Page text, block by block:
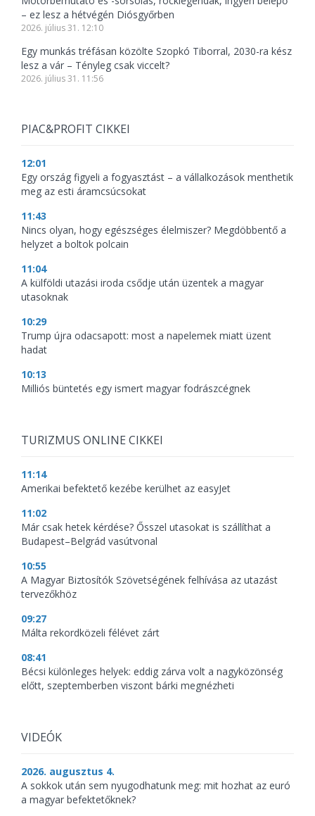
– ez lesz a hétvégén Diósgyőrben
2026. július 31. 12:10
Egy munkás tréfásan közölte Szopkó Tiborral, 2030-ra kész
lesz a vár – Tényleg csak viccelt?
2026. július 31. 11:56
PIAC&PROFIT CIKKEI
12:01
Egy ország figyeli a fogyasztást – a vállalkozások menthetik
meg az esti áramcsúcsokat
11:43
Nincs olyan, hogy egészséges élelmiszer? Megdöbbentő a
helyzet a boltok polcain
11:04
A külföldi utazási iroda csődje után üzentek a magyar
utasoknak
10:29
Trump újra odacsapott: most a napelemek miatt üzent
hadat
10:13
Milliós büntetés egy ismert magyar fodrászcégnek
TURIZMUS ONLINE CIKKEI
11:14
Amerikai befektető kezébe kerülhet az easyJet
11:02
Már csak hetek kérdése? Ősszel utasokat is szállíthat a
Budapest–Belgrád vasútvonal
10:55
A Magyar Biztosítók Szövetségének felhívása az utazást
tervezőkhöz
09:27
Málta rekordközeli félévet zárt
08:41
Bécsi különleges helyek: eddig zárva volt a nagyközönség
előtt, szeptemberben viszont bárki megnézheti
VIDEÓK
2026. augusztus 4.
A sokkok után sem nyugodhatunk meg: mit hozhat az euró
a magyar befektetőknek?